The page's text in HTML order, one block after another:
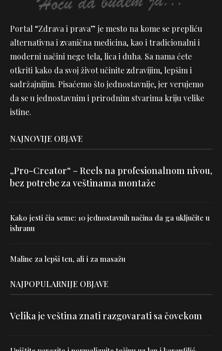
Portal “Zdrava i prava” je mesto na kome se prepliću
alternativna i zvanična medicina, kao i tradicionalni i
moderni načini nege tela, lica i duha. Sa nama ćete
otkriti kako da svoj život učinite zdravijim, lepšim i
sadržajnijim. Pisaćemo što jednostavnije, jer verujemo
da se u jednostavnim i prirodnim stvarima kriju velike
istine.
NAJNOVIJE OBJAVE
„Pro-Creator“ – Reels na profesionalnom nivou,
bez potrebe za veštinama montaže
Kako jesti čia seme: 10 jednostavnih načina da ga uključite u
ishranu
Maline za lepši ten, ali i za masažu
NAJPOPULARNIJE OBJAVE
Velika je veština znati razgovarati sa čovekom